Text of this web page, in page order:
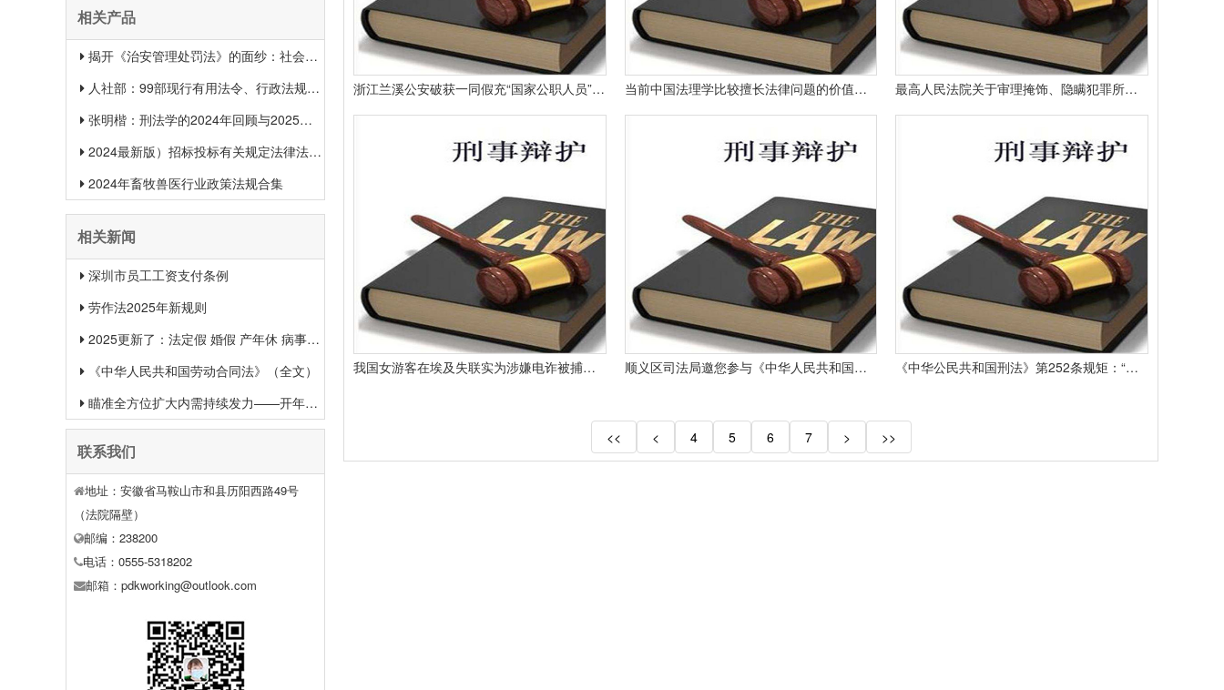
相关产品
揭开《治安管理处罚法》的面纱：社会治安权威指南
人社部：99部现行有用法令、行政法规、规章汇总（2025年1月更新）
张明楷：刑法学的2024年回顾与2025年展望
2024最新版）招标投标有关规定法律法规汇总＋适用范围 【收藏】
2024年畜牧兽医行业政策法规合集
相关新闻
深圳市员工工资支付条例
劳作法2025年新规则
2025更新了：法定假 婚假 产年休 病事假等26类规定和待遇一览
《中华人民共和国劳动合同法》（全文）
瞄准全方位扩大内需持续发力——开年中国经济一线观察之一
联系我们
地址：安徽省马鞍山市和县历阳西路49号
（法院隔壁）
邮编：238200
电话：0555-5318202
邮箱：pdkworking@outlook.com
浙江兰溪公安破获一同假充“国家公职人员”诈骗案 当前中国法理学比较擅长法律问题的价值研究和社会研究而规范不足。 最高人民法院关于审理掩饰、隐瞒犯罪所得、犯罪所得收益刑事案件适用法律若干问题的解释
我国女游客在埃及失联实为涉嫌电诈被捕回国后或被持续追责 顺义区司法局邀您参与《中华人民共和国反有组织犯罪法》线上答题！ 《中华公民共和国刑法》第252条规矩：“藏匿、毁弃或许不合法开拆别人函件侵略公民通讯自在权力情节严重的处一年以下有期徒刑或许拘役。”法院审理查明甲施行了隐
<< < 4 5 6 7 > >>